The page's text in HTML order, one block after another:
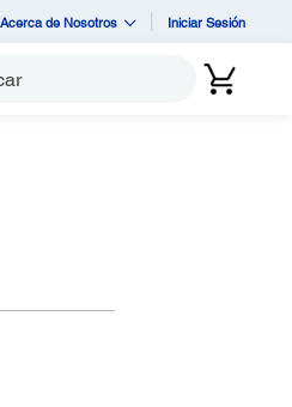
Acerca de Nosotros Iniciar Sesión